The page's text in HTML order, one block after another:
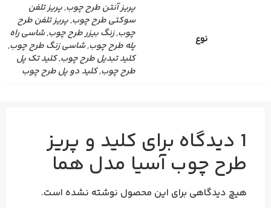
نوع
پریز آنتن طرح چوب, پریز تلفن
سوکتی طرح چوب, پریز تلفن طرح
چوب, زنگ بیزر طرح چوب, شاسی راه
پله طرح چوب, شاسی زنگ طرح چوب,
کلید تبدیل طرح چوب, کلید تک پل
طرح چوب, کلید دو پل طرح چوب
1 دیدگاه برای کلید و پریز
طرح چوب آسیا مدل هما
هیچ دیدگاهی برای این محصول نوشته نشده است.